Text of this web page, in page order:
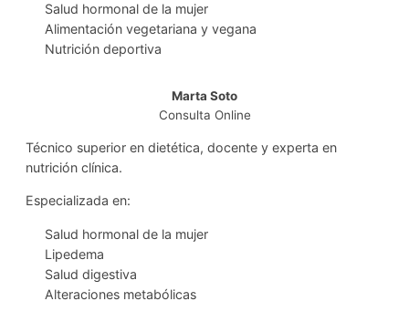
Salud hormonal de la mujer
Alimentación vegetariana y vegana
Nutrición deportiva
Marta Soto
Consulta Online
Técnico superior en dietética, docente y experta en
nutrición clínica.
Especializada en:
Salud hormonal de la mujer
Lipedema
Salud digestiva
Alteraciones metabólicas